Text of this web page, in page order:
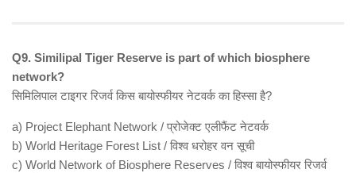
Q9. Similipal Tiger Reserve is part of which biosphere
network?
सिमिलिपाल टाइगर रिजर्व किस बायोस्फीयर नेटवर्क का हिस्सा है?
a) Project Elephant Network / प्रोजेक्ट एलीफैंट नेटवर्क
b) World Heritage Forest List / विश्व धरोहर वन सूची
c) World Network of Biosphere Reserves / विश्व बायोस्फीयर रिजर्व